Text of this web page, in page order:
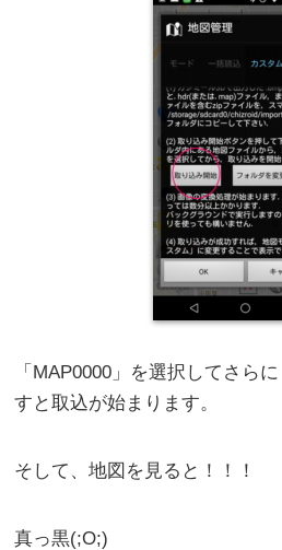
「MAP0000」を選択してさら
すと取込が始まります。
そして、地図を見ると！！！
真っ黒(;O;)